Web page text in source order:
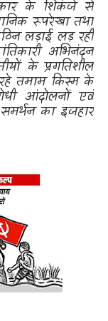
के शिकंजे से
रूपरेखा तथा
लड़ाई लड़ रही
अभिनंदन
के प्रगतिशील
तमाम किस्म के
आंदोलनों एवं
का इजहार